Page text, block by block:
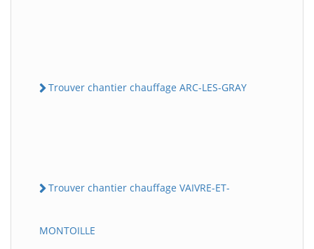
Trouver chantier chauffage ARC-LES-GRAY
Trouver chantier chauffage VAIVRE-ET-
MONTOILLE